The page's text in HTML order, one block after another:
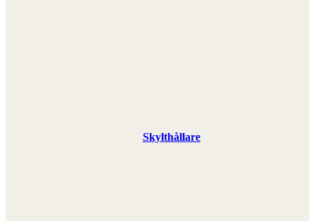
Skylthållare